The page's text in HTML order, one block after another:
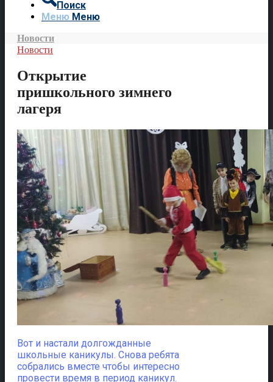
Поиск
Меню Меню
Новости
Новости
Открытие
пришкольного зимнего
лагеря
Вот и настали долгожданные
школьные каникулы. Снова ребята
собрались вместе чтобы интересно
провести время в период каникул.